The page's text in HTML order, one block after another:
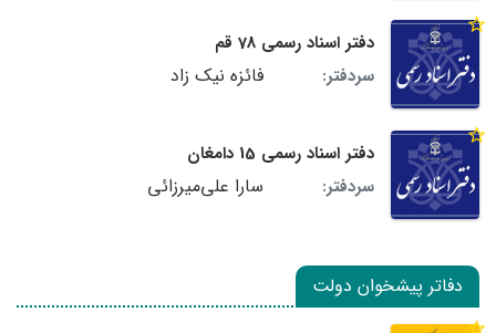
دفتر اسناد رسمی 78 قم
سردفتر:
فائزه نیک زاد
دفتر اسناد رسمی 15 دامغان
سردفتر:
سارا علی‌میرزائی
دفاتر پیشخوان دولت